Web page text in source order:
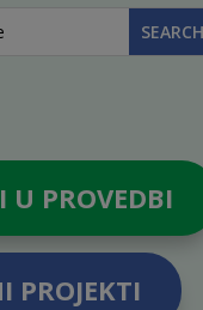
U PROVEDBI
PROJEKTI